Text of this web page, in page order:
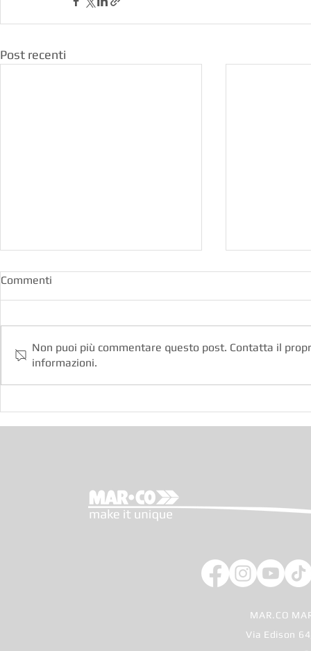
Post recenti
TWENTYSIX dec20 (Italiano) E-MOTION
Commenti
Non puoi più commentare questo post. Contatta il
informazioni.
MAR.CO
Via Edison